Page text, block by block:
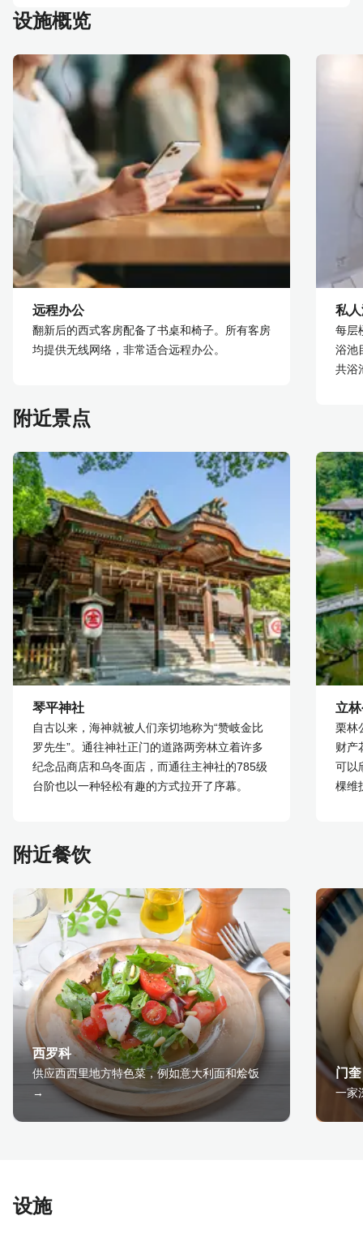
设施概览
远程办公
翻新后的西式客房配备了书桌和椅子。所有客房
均提供无线网络，非常适合远程办公。
私
每层
浴池
共浴
附近景点
琴平神社
自古以来，海神就被人们亲切地称为“赞岐金比
罗先生”。通往神社正门的道路两旁林立着许多
纪念品商店和乌冬面店，而通往主神社的785级
台阶也以一种轻松有趣的方式拉开了序幕。
立
栗林
财产
可以
棵维
附近餐饮
西罗科
供应西西里地方特色菜，例如意大利面和烩饭
→
门奎
一家
设施